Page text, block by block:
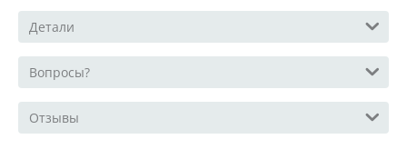
Детали
Вопросы?
Отзывы